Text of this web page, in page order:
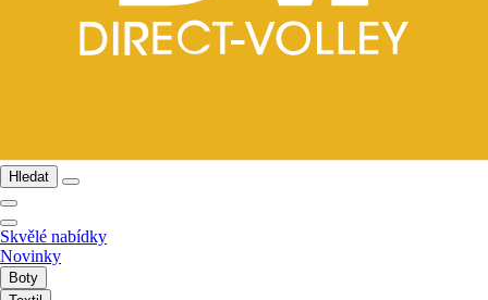
Hledat
Skvělé nabídky
Novinky
Boty